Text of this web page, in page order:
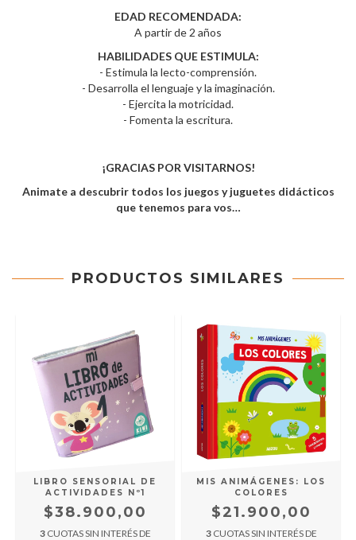
EDAD RECOMENDADA:
A partir de 2 años
HABILIDADES QUE ESTIMULA:
- Estimula la lecto-comprensión.
- Desarrolla el lenguaje y la imaginación.
- Ejercita la motricidad.
- Fomenta la escritura.
¡GRACIAS POR VISITARNOS!
Animate a descubrir todos los juegos y juguetes didácticos
que tenemos para vos…
PRODUCTOS SIMILARES
LIBRO SENSORIAL DE
ACTIVIDADES Nº1
$38.900,00
3 CUOTAS SIN INTERÉS DE
MIS ANIMÁGENES: LOS
COLORES
$21.900,00
3 CUOTAS SIN INTERÉS DE